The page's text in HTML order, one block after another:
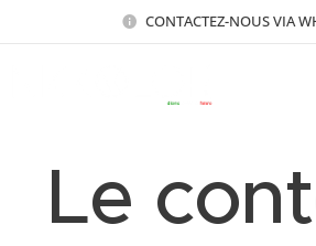
CONTACTEZ-NOUS VIA
Le